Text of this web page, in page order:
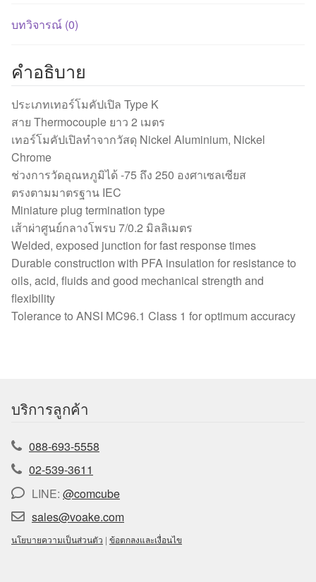
2
ชิ้น
บทวิจารณ์ (0)
คำอธิบาย
ประเภทเทอร์โมคัปเปิล Type K
สาย Thermocouple ยาว 2 เมตร
เทอร์โมคัปเปิลทำจากวัสดุ Nickel Aluminium, Nickel
Chrome
ช่วงการวัดอุณหภูมิได้ -75 ถึง 250 องศาเซลเซียส
ตรงตามมาตรฐาน IEC
Miniature plug termination type
เส้าผ่าศูนย์กลางโพรบ 7/0.2 มิลลิเมตร
Welded, exposed junction for fast response times
Durable construction with PFA insulation for resistance to
oils, acid, fluids and good mechanical strength and
flexibility
Tolerance to ANSI MC96.1 Class 1 for optimum accuracy
บริการลูกค้า
088-693-5558
02-539-3611
LINE: @comcube
sales@voake.com
นโยบายความเป็นส่วนตัว | ข้อตกลงและเงื่อนไข